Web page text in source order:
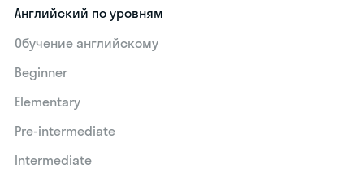
Английский по уровням
Обучение английскому
Beginner
Elementary
Pre-intermediate
Intermediate